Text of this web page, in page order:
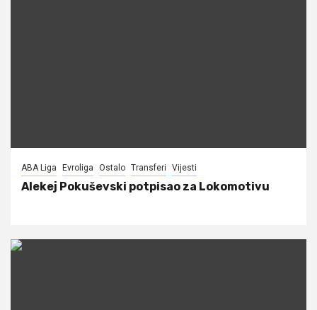
ABA Liga Evroliga Ostalo Transferi Vijesti
Alekej Pokuševski potpisao za Lokomotivu